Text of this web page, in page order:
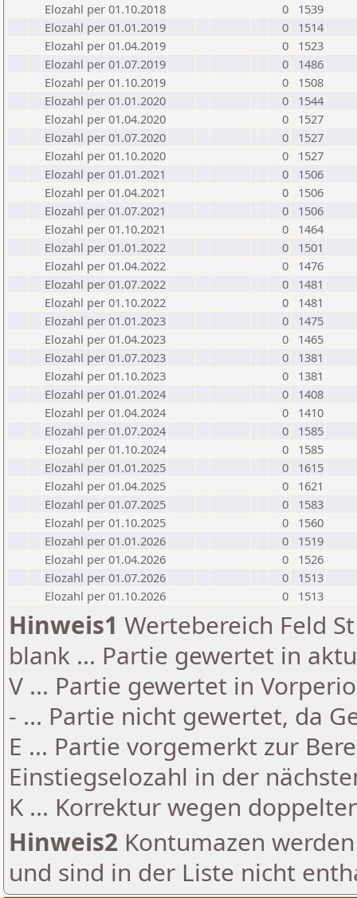
Elozahl per 01.10.2018
0
1539
Elozahl per 01.01.2019
0
1514
Elozahl per 01.04.2019
0
1523
Elozahl per 01.07.2019
0
1486
Elozahl per 01.10.2019
0
1508
Elozahl per 01.01.2020
0
1544
Elozahl per 01.04.2020
0
1527
Elozahl per 01.07.2020
0
1527
Elozahl per 01.10.2020
0
1527
Elozahl per 01.01.2021
0
1506
Elozahl per 01.04.2021
0
1506
Elozahl per 01.07.2021
0
1506
Elozahl per 01.10.2021
0
1464
Elozahl per 01.01.2022
0
1501
Elozahl per 01.04.2022
0
1476
Elozahl per 01.07.2022
0
1481
Elozahl per 01.10.2022
0
1481
Elozahl per 01.01.2023
0
1475
Elozahl per 01.04.2023
0
1465
Elozahl per 01.07.2023
0
1381
Elozahl per 01.10.2023
0
1381
Elozahl per 01.01.2024
0
1408
Elozahl per 01.04.2024
0
1410
Elozahl per 01.07.2024
0
1585
Elozahl per 01.10.2024
0
1585
Elozahl per 01.01.2025
0
1615
Elozahl per 01.04.2025
0
1621
Elozahl per 01.07.2025
0
1583
Elozahl per 01.10.2025
0
1560
Elozahl per 01.01.2026
0
1519
Elozahl per 01.04.2026
0
1526
Elozahl per 01.07.2026
0
1513
Elozahl per 01.10.2026
0 1513
Hinweis1 Wertebereich Feld
blank ... Partie gewertet in
V ... Partie gewertet in
- ... Partie nicht gewertet, da
E ... Partie vorgemerkt zur
Einstiegselozahl in der
K ... Korrektur wegen
Hinweis2 Kontumazen
und sind in der Liste nicht